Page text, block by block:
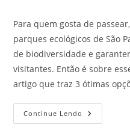
Para quem gosta de
parques ecológicos de São
de biodiversidade e
visitantes. Então é sobre
artigo que traz 3 ótimas
Continue Lendo Parques
Ecológicos